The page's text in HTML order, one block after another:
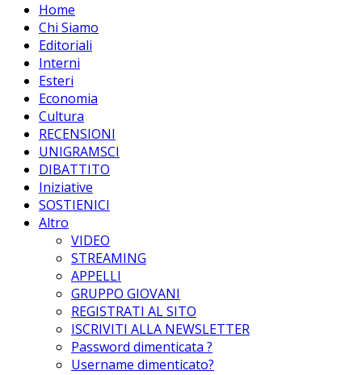
Home
Chi Siamo
Editoriali
Interni
Esteri
Economia
Cultura
RECENSIONI
UNIGRAMSCI
DIBATTITO
Iniziative
SOSTIENICI
Altro
VIDEO
STREAMING
APPELLI
GRUPPO GIOVANI
REGISTRATI AL SITO
ISCRIVITI ALLA NEWSLETTER
Password dimenticata ?
Username dimenticato?